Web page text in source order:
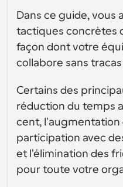
Ventes
Ressources
Éducation
Intégrez Cal.com en
Documents d'aide
Besoin d'en savoir
documentation
Intégrer Cal.com
Hors du bureau
Planifiez des
Accepter les
Dans ce guide, vous
tactiques concrètes
façon dont votre
collabore sans
Certains des
réduction du temps
cent, l'augmentation
participation avec
et l'élimination des
pour toute votre